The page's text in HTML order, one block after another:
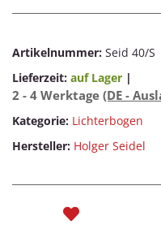
Artikelnummer: Seid 40/S
Lieferzeit: auf Lager |
2 - 4 Werktage (DE -
Kategorie: Lichterbogen
Hersteller: Holger Seidel